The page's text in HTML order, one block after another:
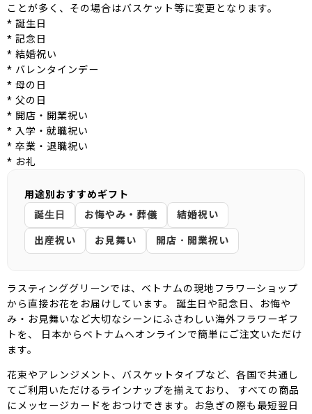
ことが多く、その場合はバスケット等に変更となります。
* 誕生日
* 記念日
* 結婚祝い
* バレンタインデー
* 母の日
* 父の日
* 開店・開業祝い
* 入学・就職祝い
* 卒業・退職祝い
* お礼
用途別おすすめギフト
誕生日
お悔やみ・葬儀
結婚祝い
出産祝い
お見舞い 開店・開業祝い
ラスティンググリーンでは、ベトナムの現地フラワーショップ
から直接お花をお届けしています。 誕生日や記念日、お悔や
み・お見舞いなど大切なシーンにふさわしい海外フラワーギフ
トを、 日本からベトナムへオンラインで簡単にご注文いただけ
ます。
花束やアレンジメント、バスケットタイプなど、各国で共通し
てご利用いただけるラインナップを揃えており、 すべての商品
にメッセージカードをおつけできます。お急ぎの際も最短翌日